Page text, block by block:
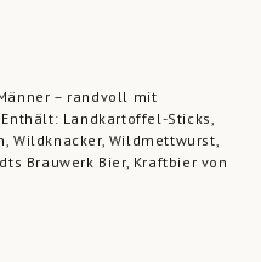
– randvoll mit
Landkartoffel-Sticks,
Wildknacker, Wildmettwurst,
Brauwerk Bier, Kraftbier von